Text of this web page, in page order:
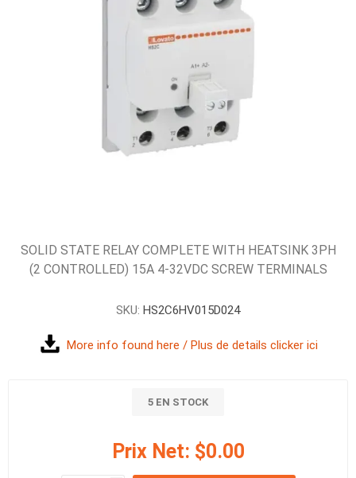
SOLID STATE RELAY COMPLETE WITH HEATSINK 3PH
(2 CONTROLLED) 15A 4-32VDC SCREW TERMINALS
SKU: HS2C6HV015D024
More info found here / Plus de details clicker ici
5 EN STOCK
Prix Net: $0.00